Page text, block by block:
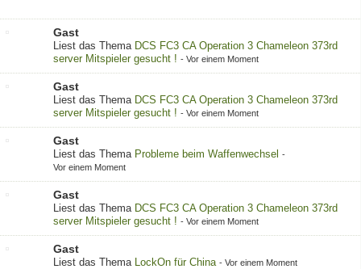
Gast
Liest das Thema DCS FC3 CA Operation 3 Chameleon 373rd
server Mitspieler gesucht ! - Vor einem Moment
Gast
Liest das Thema DCS FC3 CA Operation 3 Chameleon 373rd
server Mitspieler gesucht ! - Vor einem Moment
Gast
Liest das Thema Probleme beim Waffenwechsel -
Vor einem Moment
Gast
Liest das Thema DCS FC3 CA Operation 3 Chameleon 373rd
server Mitspieler gesucht ! - Vor einem Moment
Gast
Liest das Thema LockOn für China - Vor einem Moment